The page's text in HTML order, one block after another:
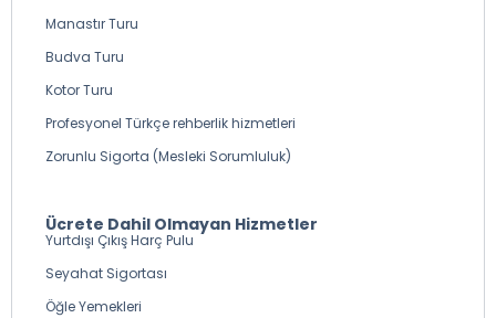
Manastır Turu
Budva Turu
Kotor Turu
Profesyonel Türkçe rehberlik hizmetleri
Zorunlu Sigorta (Mesleki Sorumluluk)
Ücrete Dahil Olmayan Hizmetler
Yurtdışı Çıkış Harç Pulu
Seyahat Sigortası
Öğle Yemekleri